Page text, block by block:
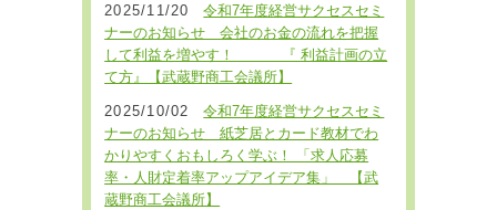
2025/11/20
令和7年度経営サクセスセミ
ナーのお知らせ 会社のお金の流れを把握
して利益を増やす！ 『 利益計画の立
て方』【武蔵野商工会議所】
2025/10/02
令和7年度経営サクセスセミ
ナーのお知らせ 紙芝居とカード教材でわ
かりやすくおもしろく学ぶ！ 「求人応募
率・人財定着率アップアイデア集」 【武
蔵野商工会議所】